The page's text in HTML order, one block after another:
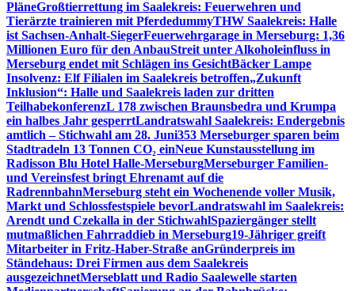
PläneGroßtierrettung im Saalekreis: Feuerwehren und
Tierärzte trainieren mit PferdedummyTHW Saalekreis: Halle
ist Sachsen-Anhalt-SiegerFeuerwehrgarage in Merseburg: 1,36
Millionen Euro für den AnbauStreit unter Alkoholeinfluss in
Merseburg endet mit Schlägen ins GesichtBäcker Lampe
Insolvenz: Elf Filialen im Saalekreis betroffen„Zukunft
Inklusion“: Halle und Saalekreis laden zur dritten
TeilhabekonferenzL 178 zwischen Braunsbedra und Krumpa
ein halbes Jahr gesperrtLandratswahl Saalekreis: Endergebnis
amtlich – Stichwahl am 28. Juni353 Merseburger sparen beim
Stadtradeln 13 Tonnen CO₂ einNeue Kunstausstellung im
Radisson Blu Hotel Halle-MerseburgMerseburger Familien-
und Vereinsfest bringt Ehrenamt auf die
RadrennbahnMerseburg steht ein Wochenende voller Musik,
Markt und Schlossfestspiele bevorLandratswahl im Saalekreis:
Arendt und Czekalla in der StichwahlSpaziergänger stellt
mutmaßlichen Fahrraddieb in Merseburg19-Jähriger greift
Mitarbeiter in Fritz-Haber-Straße anGründerpreis im
Ständehaus: Drei Firmen aus dem Saalekreis
ausgezeichnetMerseblatt und Radio Saalewelle starten